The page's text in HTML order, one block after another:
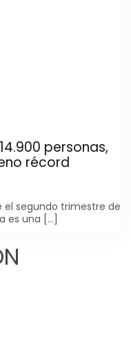
personas,
récord
el segundo trimestre de
es una […]